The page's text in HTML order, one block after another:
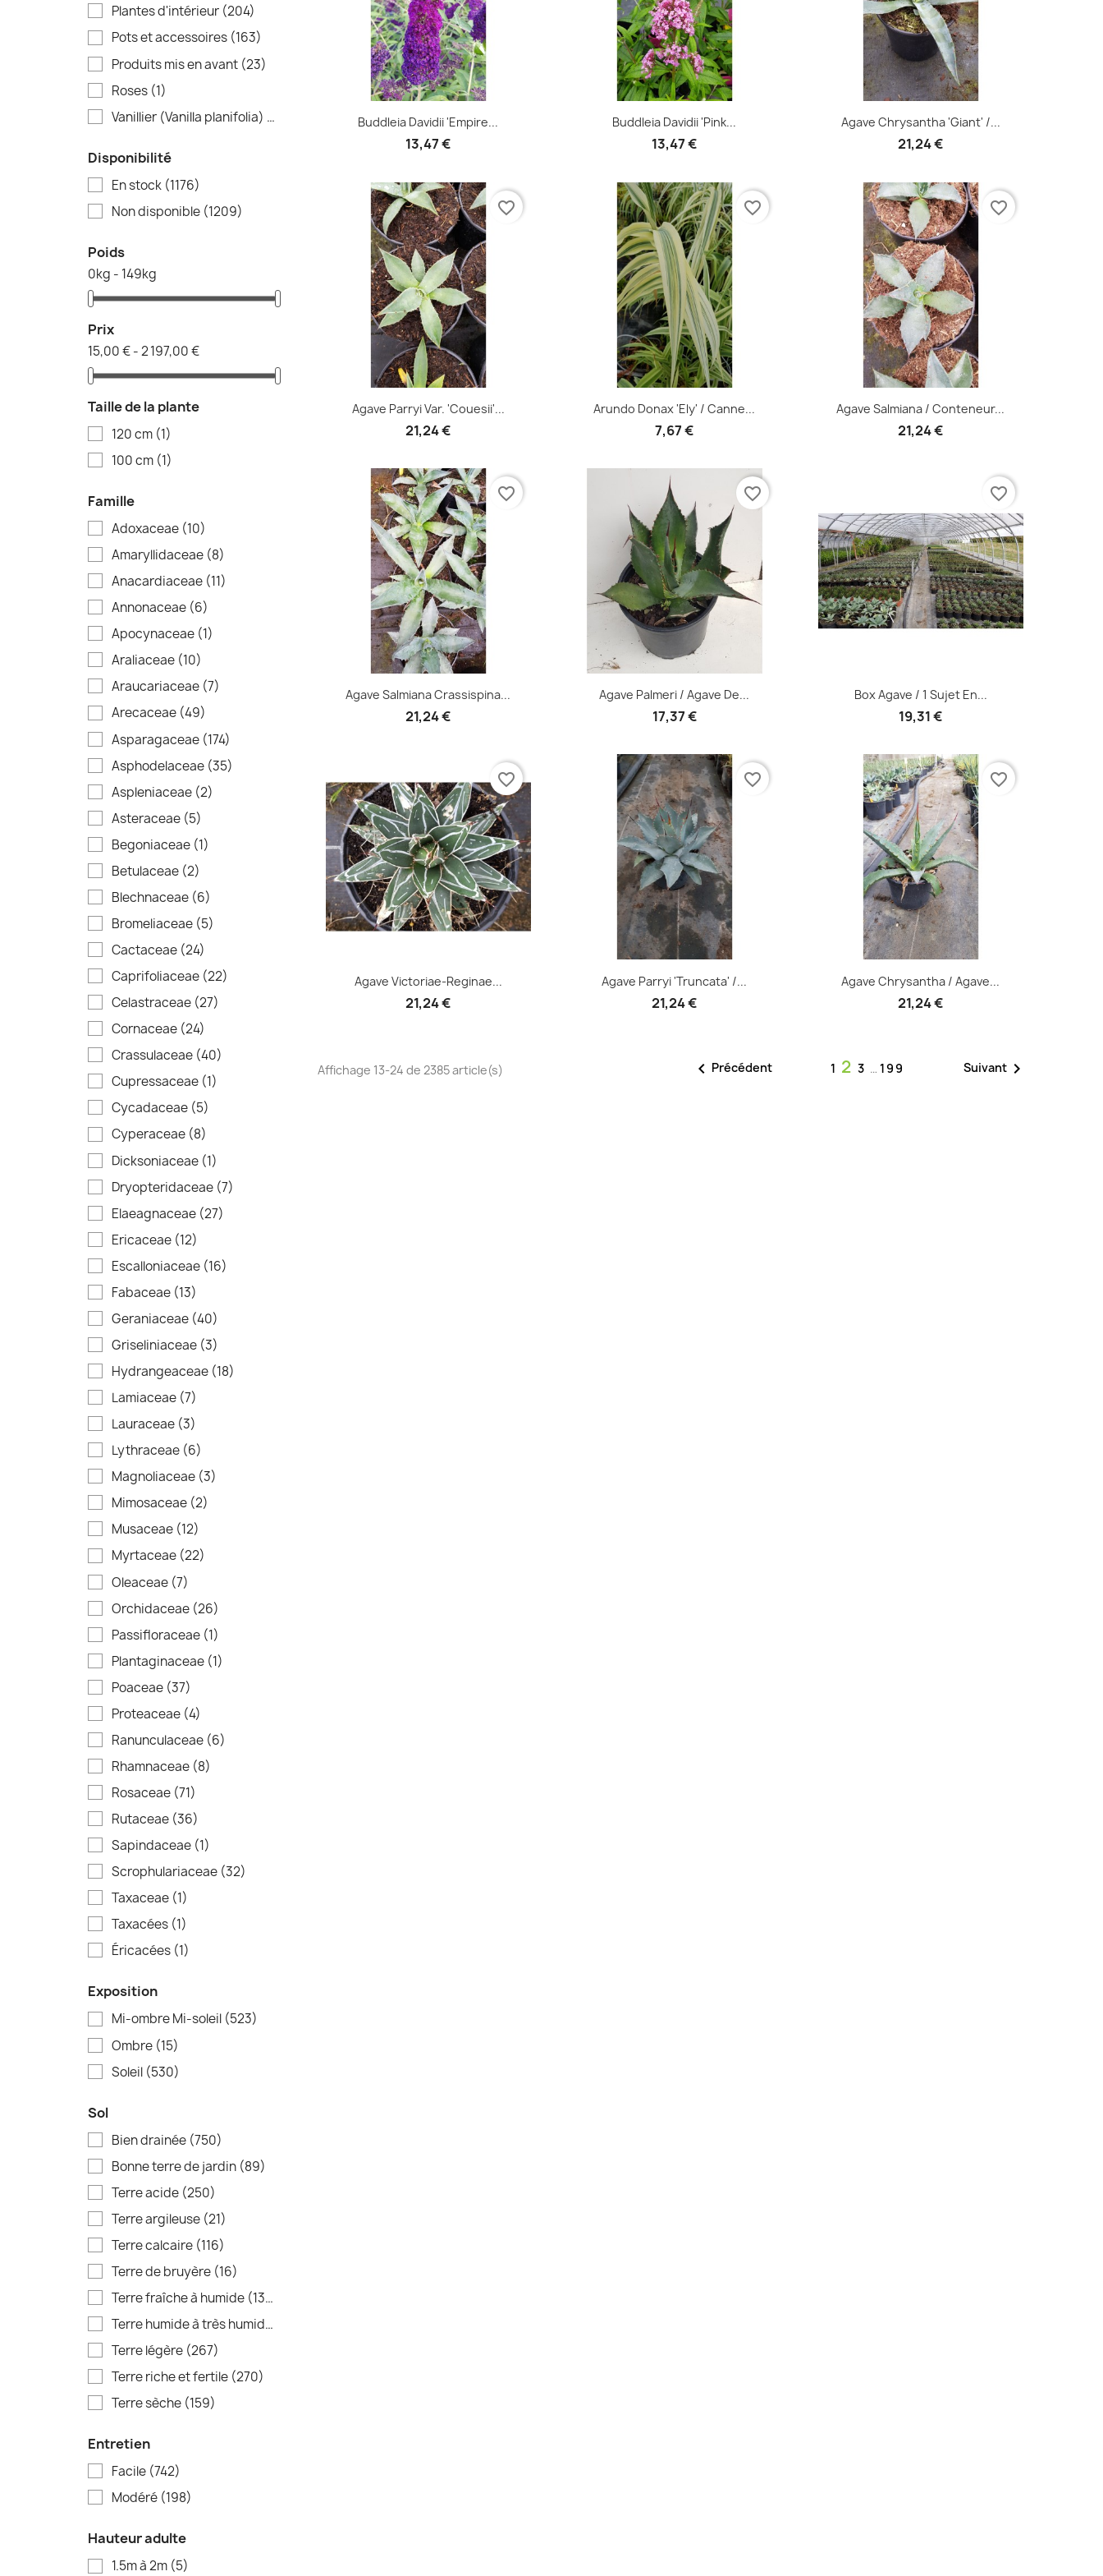
Bambous et graminées
Plantes d'intérieur (204)
Pots et accessoires (163)
Produits mis en avant (23)
Roses (1)
Vanillier (Vanilla planifolia) – Plants de vanille vivants
(3)
Disponibilité
En stock (1176)
Non disponible (1209)
Poids
0kg - 149kg
Prix
15,00 € - 2 197,00 €
Taille de la plante
120 cm (1)
100 cm (1)
Famille
Adoxaceae (10)
Amaryllidaceae (8)
Anacardiaceae (11)
Annonaceae (6)
Apocynaceae (1)
Araliaceae (10)
Araucariaceae (7)
Arecaceae (49)
Asparagaceae (174)
Asphodelaceae (35)
Aspleniaceae (2)
Asteraceae (5)
Begoniaceae (1)
Betulaceae (2)
Blechnaceae (6)
Bromeliaceae (5)
Cactaceae (24)
Caprifoliaceae (22)
Celastraceae (27)
Cornaceae (24)
Crassulaceae (40)
Cupressaceae (1)
Cycadaceae (5)
Cyperaceae (8)
Dicksoniaceae (1)
Dryopteridaceae (7)
Elaeagnaceae (27)
Ericaceae (12)
Escalloniaceae (16)
Fabaceae (13)
Geraniaceae (40)
Griseliniaceae (3)
Hydrangeaceae (18)
Lamiaceae (7)
Lauraceae (3)
Lythraceae (6)
Magnoliaceae (3)
Mimosaceae (2)
Musaceae (12)
Myrtaceae (22)
Oleaceae (7)
Orchidaceae (26)
Passifloraceae (1)
Plantaginaceae (1)
Poaceae (37)
Proteaceae (4)
Ranunculaceae (6)
Rhamnaceae (8)
Rosaceae (71)
Rutaceae (36)
Sapindaceae (1)
Scrophulariaceae (32)
Taxaceae (1)
Taxacées (1)
Éricacées (1)
Exposition
Mi-ombre Mi-soleil (523)
Ombre (15)
Soleil (530)
Sol
Bien drainée (750)
Bonne terre de jardin (89)
Terre acide (250)
Terre argileuse (21)
Terre calcaire (116)
Terre de bruyère (16)
Terre fraîche à humide (133)
Terre humide à très humide
Terre légère (267)
Terre riche et fertile (270)
Terre sèche (159)
Entretien
Facile (742)
Modéré (198)
Hauteur adulte
1.5m à 2m (5)
Aperçu rapide
Buddleia Davidii 'Empire...
13,47 €
Aperçu rapide
Buddleia Davidii 'Pink...
13,47 €
Aperçu rapide
Agave Chrysantha 'Giant' /...
21,24 €
Aperçu rapide
Agave Parryi Var. 'Couesii'...
21,24 €
favorite_border
 Aperçu rapide
Arundo Donax 'Ely' / Canne...
7,67 €
favorite_border
Aperçu rapide
Agave Salmiana / Conteneur...
21,24 €
favorite_border
Aperçu rapide
Agave Salmiana Crassispina...
21,24 €
favorite_border
Aperçu rapide
Agave Palmeri / Agave De...
17,37 €
favorite_border
Aperçu rapide
Box Agave / 1 Sujet En...
19,31 €
favorite_border
Aperçu rapide
Agave Victoriae-Reginae...
21,24 €
favorite_border
 Aperçu rapide
Agave Parryi 'Truncata' /...
21,24 €
favorite_border
Aperçu rapide
Agave Chrysantha / Agave...
21,24 €
favorite_border
Affichage 13-24 de 2385 article(s)  Précédent 1 23 … 199 Suivant